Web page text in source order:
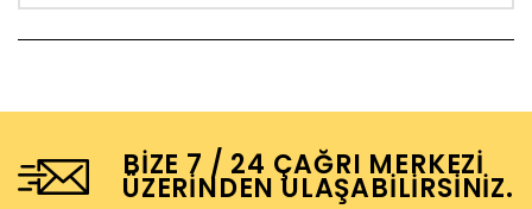
BIZE 7 / 24 ÇAĞRI MERKEZI
ÜZERINDEN ULAŞABILIRSINIZ.